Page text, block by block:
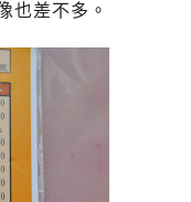
也差不多。